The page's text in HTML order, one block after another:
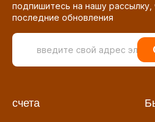
подпишитесь на нашу рассылку,
последние обновления
счета